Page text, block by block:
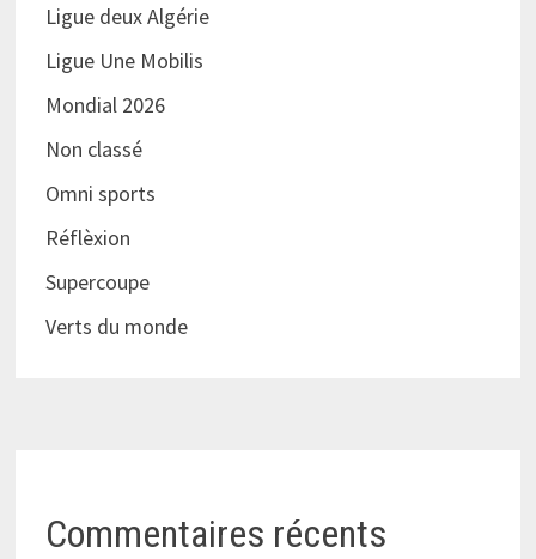
Ligue deux Algérie
Ligue Une Mobilis
Mondial 2026
Non classé
Omni sports
Réflèxion
Supercoupe
Verts du monde
Commentaires récents